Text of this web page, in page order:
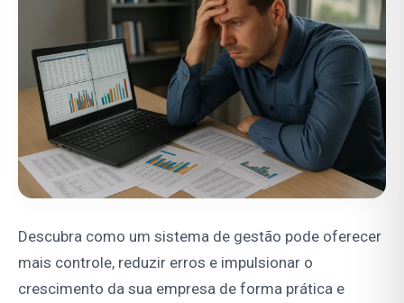
Descubra como um sistema de gestão pode oferecer
mais controle, reduzir erros e impulsionar o
crescimento da sua empresa de forma prática e